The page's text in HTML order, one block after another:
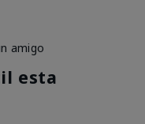
amigo
esta